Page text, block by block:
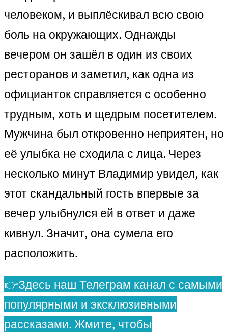
человеком, и выплёскивал всю свою
боль на окружающих. Однажды
вечером он зашёл в один из своих
ресторанов и заметил, как одна из
официанток справляется с особенно
трудным, хоть и щедрым посетителем.
Мужчина был откровенно неприятен, но
её улыбка не сходила с лица. Через
несколько минут Владимир увидел, как
этот скандальный гость впервые за
вечер улыбнулся ей в ответ и даже
кивнул. Значит, она сумела его
расположить.
👉Здесь наш Телеграм канал с самыми
популярными и эксклюзивными
рассказами. Жмите, чтобы